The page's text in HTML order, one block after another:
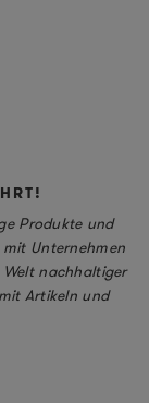
Produkte und
Unternehmen
nachhaltiger
Artikeln und